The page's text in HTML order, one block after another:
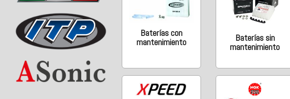
Baterías con
mantenimiento
Baterías sin
mantenimiento